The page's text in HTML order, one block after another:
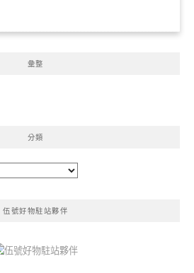
彙整
分類
伍號好物駐站夥伴